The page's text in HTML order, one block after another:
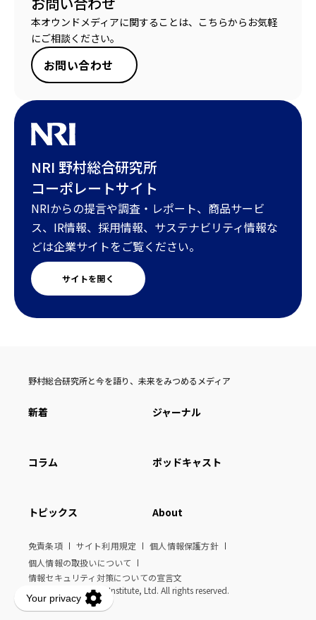
本オウンドメディアに関することは、こちらからお気軽
にご相談ください。
お問い合わせ
NRI 野村総合研究所
コーポレートサイト
NRIからの提言や調査・レポート、商品サービ
ス、IR情報、採用情報、サステナビリティ情報な
どは企業サイトをご覧ください。
サイトを開く
野村総合研究所と今を語り、未来をみつめるメディア
新着 ジャーナル
コラム ポッドキャスト
トピックス About
免責条項 サイト利用規定
個人情報保護方針
個人情報の取扱いについて
情報セキュリティ対策についての宣言文
© Nomura Research Institute, Ltd. All rights reserved.